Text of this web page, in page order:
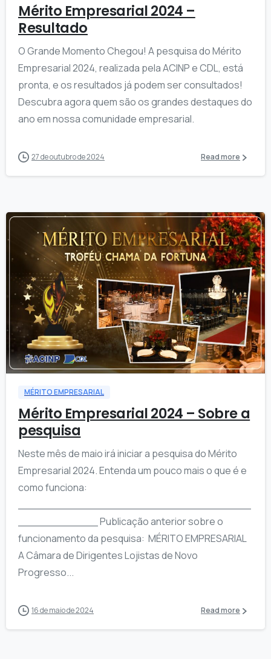
Mérito Empresarial 2024 –
Resultado
O Grande Momento Chegou! A pesquisa do Mérito
Empresarial 2024, realizada pela ACINP e CDL, está
pronta, e os resultados já podem ser consultados!
Descubra agora quem são os grandes destaques do
ano em nossa comunidade empresarial.
27 de outubro de 2024 Read more
2
MÉRITO EMPRESARIAL
Mérito Empresarial 2024 – Sobre a
pesquisa
Neste mês de maio irá iniciar a pesquisa do Mérito
Empresarial 2024. Entenda um pouco mais o que é e
como funciona:
____________ Publicação anterior sobre o
funcionamento da pesquisa: MÉRITO EMPRESARIAL
A Câmara de Dirigentes Lojistas de Novo
Progresso...
16 de maio de 2024 Read more